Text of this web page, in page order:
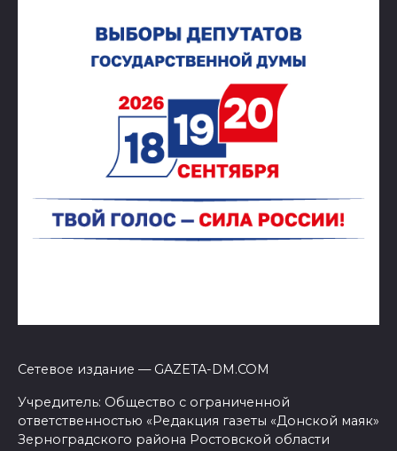
Сетевое издание — GAZETA-DM.COM
Учредитель: Общество с ограниченной
ответственностью «Редакция газеты «Донской маяк»
Зерноградского района Ростовской области